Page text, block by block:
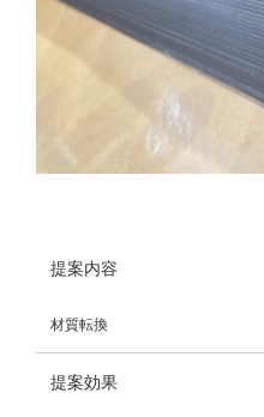
提案内容
材質転換
提案効果